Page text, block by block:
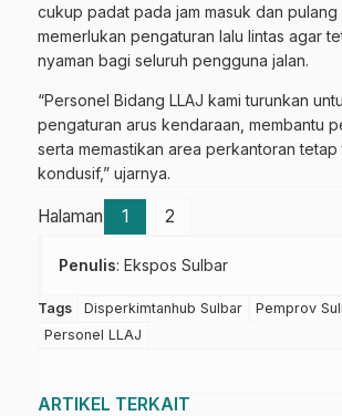
cukup padat pada jam masuk dan
memerlukan pengaturan lalu lintas agar
nyaman bagi seluruh pengguna jalan.
“Personel Bidang LLAJ kami turunkan
pengaturan arus kendaraan, membantu
serta memastikan area perkantoran
kondusif,” ujarnya.
Halaman 1 2
Penulis: Ekspos Sulbar
Tags Disperkimtanhub Sulbar
Pemprov
Personel LLAJ
ARTIKEL TERKAIT